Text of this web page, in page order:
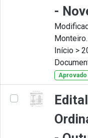
-
Monteiro.
Início >
Aprovado